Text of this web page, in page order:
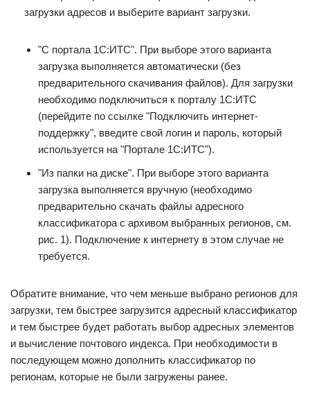
загрузки адресов и выберите вариант загрузки.
"С портала 1С:ИТС". При выборе этого варианта
загрузка выполняется автоматически (без
предварительного скачивания файлов). Для загрузки
необходимо подключиться к порталу 1С:ИТС
(перейдите по ссылке "Подключить интернет-
поддержку", введите свой логин и пароль, который
используется на "Портале 1С:ИТС").
"Из папки на диске". При выборе этого варианта
загрузка выполняется вручную (необходимо
предварительно скачать файлы адресного
классификатора с архивом выбранных регионов, см.
рис. 1). Подключение к интернету в этом случае не
требуется.
Обратите внимание, что чем меньше выбрано регионов для
загрузки, тем быстрее загрузится адресный классификатор
и тем быстрее будет работать выбор адресных элементов
и вычисление почтового индекса. При необходимости в
последующем можно дополнить классификатор по
регионам, которые не были загружены ранее.